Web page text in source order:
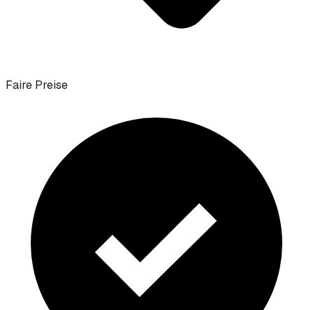
Faire Preise